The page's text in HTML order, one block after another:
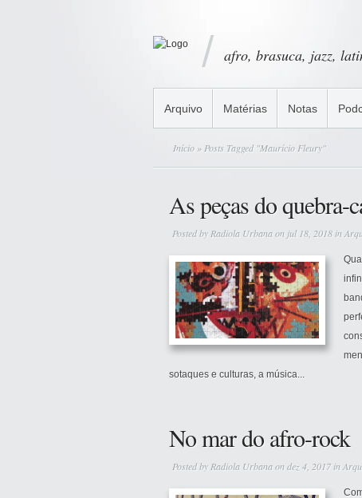
afro, brasuca, jazz,
Arquivo Matérias Notas
Início » Posts Tagged "Maurício Fleury"
As peças do quebra-
Posted by Radiola Urbanaon jul 18, 2018 in
sotaques e culturas, a música...
No mar do afro-rock
Posted by Radiola Urbanaon dez 4, 2017 in